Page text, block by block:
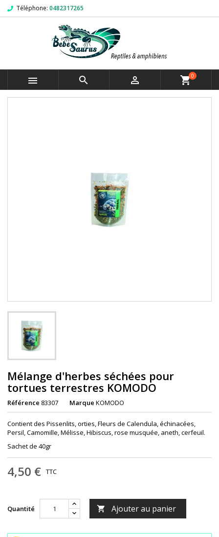
Téléphone: 0482317265
   shopping_cart0
Mélange d'herbes séchées pour
tortues terrestres KOMODO
Référence 83307 Marque KOMODO
Contient des Pissenlits, orties, Fleurs de Calendula, échinacées,
Persil, Camomille, Mélisse, Hibiscus, rose musquée, aneth, cerfeuil.
Sachet de 40gr
4,50 € TTC
Quantité  Ajouter au panier